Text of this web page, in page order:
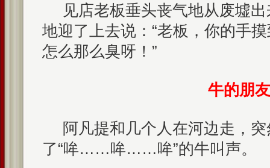
见店老板垂头丧气地从废墟
地迎了上去说：“老板，你的手
怎么那么臭呀！”
牛的朋友
阿凡提和几个人在河边走，
了“哞……哞……哞”的牛叫声。